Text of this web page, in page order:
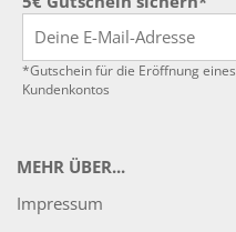
*Gutschein für die Eröffnung eines
Kundenkontos
MEHR ÜBER...
Impressum